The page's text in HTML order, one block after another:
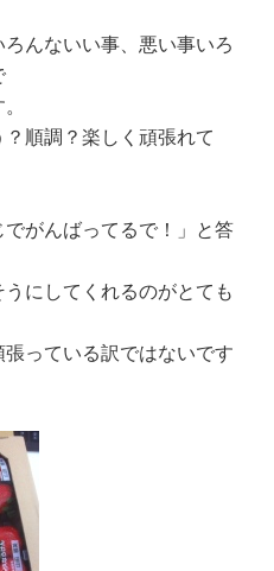
んないい事、悪い事いろ
順調？楽しく頑張れて
がんばってるで！」と答
にしてくれるのがとても
っている訳ではないです